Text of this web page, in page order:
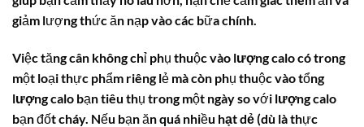
giảm lượng thức ăn nạp vào các bữa chính.
Việc tăng cân không chỉ phụ thuộc vào lượng calocó trong
một loại thực phẩm riêng lẻ mà còn phụ thuộc vào tổng
lượng calo bạn tiêu thụ trong một ngày so với lượng calo
bạn đốt cháy. Nếu bạn ăn quá nhiều hạt dẻ(dù là thực